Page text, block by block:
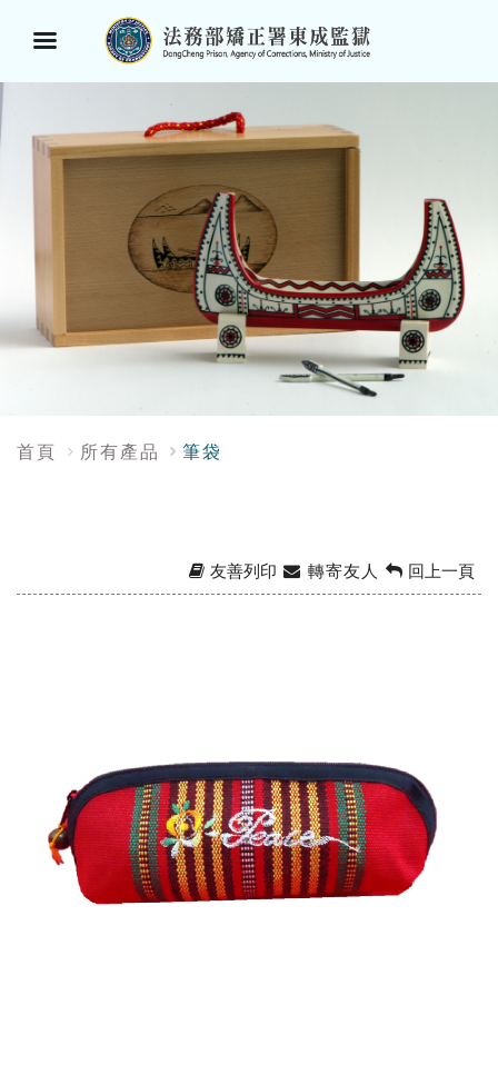
選
單
按
首頁 所有產品 筆袋
友善列印 轉寄友人 回上一頁